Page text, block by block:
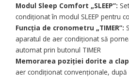
Modul Sleep Comfort „SLEEP”:
condiționat în modul SLEEP pentru
Funcția de cronometru „TIMER”:
aparatul de aer condiționat să
automat prin butonul TIMER
Memorarea poziției dorite a
aer condiționat convenționale,